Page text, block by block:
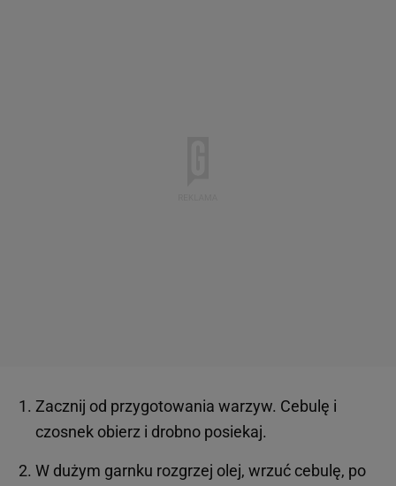
Zacznij od przygotowania warzyw. Cebulę i
czosnek obierz i drobno posiekaj.
W dużym garnku rozgrzej olej, wrzuć cebulę, po